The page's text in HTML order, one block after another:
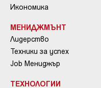
Икономика
МЕНИДЖМЪНТ
Лидерство
Техники за успех
Job Мениджър
ТЕХНОЛОГИИ